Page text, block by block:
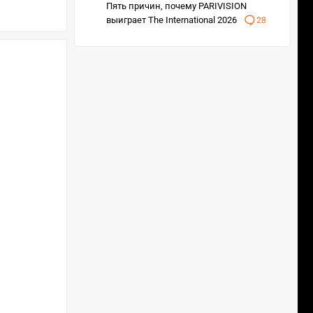
Пять причин, почему PARIVISION
выиграет The International 2026
28